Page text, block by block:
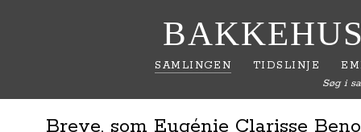
SAMLINGEN TIDSLINJE
Søg i
Breve, som Eugénie Clarisse